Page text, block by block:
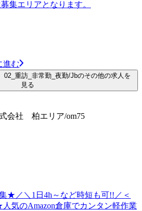
集エリアとなります。
進む
02_重訪_非常勤_夜勤/Jbのその他の求人を
見る
会社 柏エリア/om75
★／＼1日4h～など時短も可!!／＜
気のAmazon倉庫でカンタン軽作業